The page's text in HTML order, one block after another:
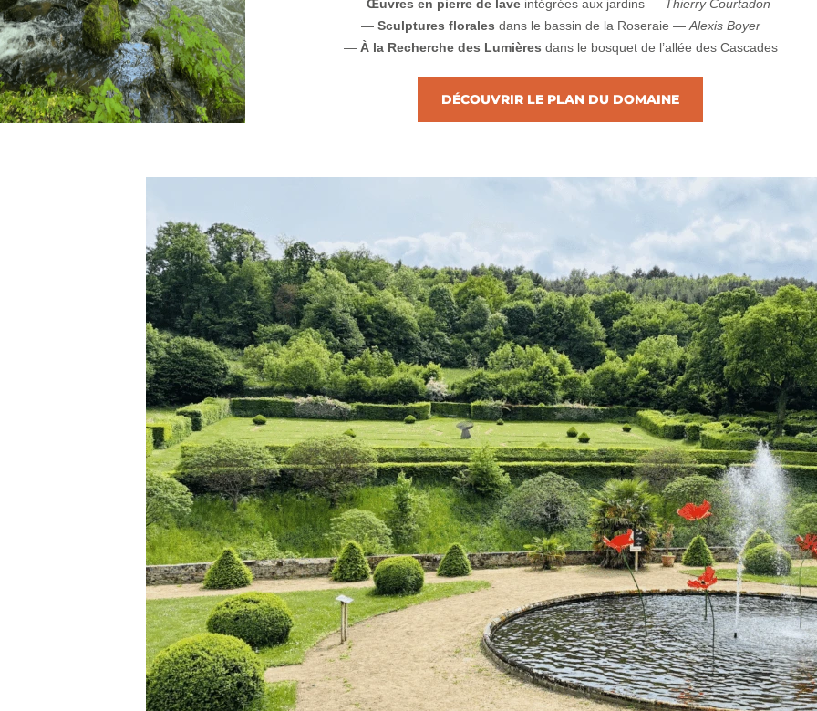
—Œuvres en pierre de lave intégrées aux jardins — Thierry Courtadon
— Sculptures florales dans le bassin de la Roseraie — Alexis Boyer
— À la Recherche des Lumières dans le bosquet de l’allée des Cascades
DÉCOUVRIR LE PLAN DU DOMAINE